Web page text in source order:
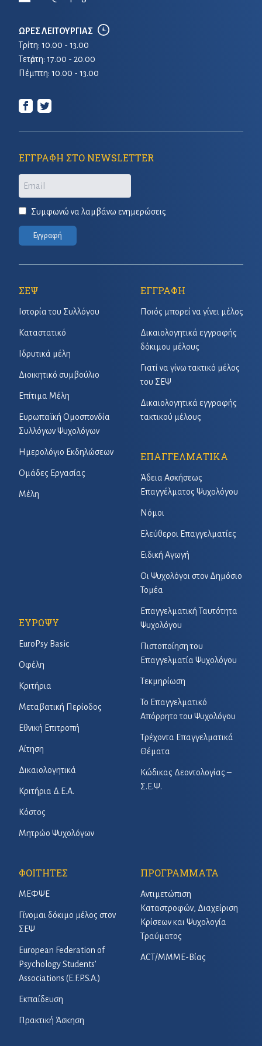
ΩΡΕΣ ΛΕΙΤΟΥΡΓΙΑΣ
Τρίτη: 10.00 - 13.00
Τετἀρτη: 17.00 - 20.00
Πέμπτη: 10.00 - 13.00
ΕΓΓΡΑΦΗ ΣΤΟ NEWSLETTER
Email
Συμφωνώ να λαμβάνω ενημερώσεις
Εγγραφή
ΣΕΨ
Ιστορία του Συλλόγου
Καταστατικό
Ιδρυτικά μέλη
Διοικητικό συμβούλιο
Επίτιμα Μέλη
Ευρωπαϊκή Ομοσπονδία
Συλλόγων Ψυχολόγων
Ημερολόγιο Εκδηλώσεων
Ομάδες Εργασίας
Μέλη
ΕΓΓΡΑΦΗ
Ποιός μπορεί να γίνει μέλος
Δικαιολογητικά εγγραφής
δόκιμου μέλους
Γιατί να γίνω τακτικό μέλος
του ΣΕΨ
Δικαιολογητικά εγγραφής
τακτικού μέλους
ΕΠΑΓΓΕΛΜΑΤΙΚΑ
Άδεια Ασκήσεως
Επαγγέλματος Ψυχολόγου
Νόμοι
Ελεύθεροι Επαγγελματίες
Ειδική Αγωγή
Οι Ψυχολόγοι στον Δημόσιο
Τομέα
Επαγγελματική Ταυτότητα
Ψυχολόγου
Πιστοποίηση του
Επαγγελματία Ψυχολόγου
Τεκμηρίωση
Το Επαγγελματικό
Απόρρητο του Ψυχολόγου
Τρέχοντα Επαγγελματικά
Θέματα
Κώδικας Δεοντολογίας –
Σ.Ε.Ψ.
ΕΥΡΩΨΥ
EuroPsy Basic
Οφέλη
Κριτήρια
Μεταβατική Περίοδος
Εθνική Επιτροπή
Αίτηση
Δικαιολογητικά
Κριτήρια Δ.Ε.Α.
Κόστος
Μητρώο Ψυχολόγων
ΦΟΙΤΗΤΕΣ
ΜΕΦΨΕ
Γίνομαι δόκιμο μέλος στον
ΣΕΨ
European Federation of
Psychology Students’
Associations (E.F.P.S.A.)
Εκπαίδευση
Πρακτική Άσκηση
ΠΡΟΓΡΑΜΜΑΤΑ
Αντιμετώπιση
Καταστροφών, Διαχείριση
Κρίσεων και Ψυχολογία
Τραύματος
ACT/ΜΜΜΕ-Βίας